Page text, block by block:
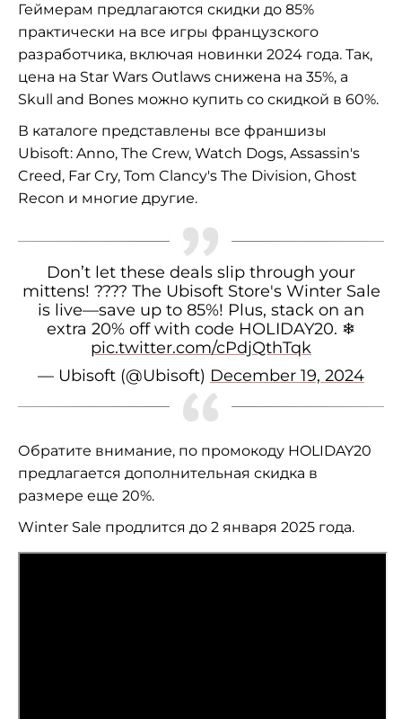
Геймерам предлагаются скидки до 85%
практически на все игры французского
разработчика, включая новинки 2024 года. Так,
цена на Star Wars Outlaws снижена на 35%, а
Skull and Bones можно купить со скидкой в 60%.
В каталоге представлены все франшизы
Ubisoft: Anno, The Crew, Watch Dogs, Assassin's
Creed, Far Cry, Tom Clancy's The Division, Ghost
Recon и многие другие.
Don’t let these deals slip through your
mittens! ???? The Ubisoft Store's Winter Sale
is live—save up to 85%! Plus, stack on an
extra 20% off with code HOLIDAY20. ❄
pic.twitter.com/cPdjQthTqk
— Ubisoft (@Ubisoft) December 19, 2024
Обратите внимание, по промокоду HOLIDAY20
предлагается дополнительная скидка в
размере еще 20%.
Winter Sale продлится до 2 января 2025 года.